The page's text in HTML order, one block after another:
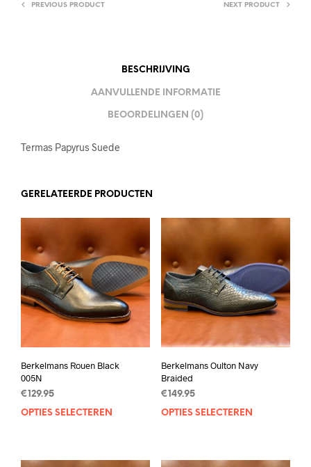
PREVIOUS PRODUCT NEXT PRODUCT
BESCHRIJVING
AANVULLENDE INFORMATIE
BEOORDELINGEN (0)
Termas Papyrus Suede
GERELATEERDE PRODUCTEN
Berkelmans Rouen Black
005N
€ 129.95
OPTIES SELECTEREN
Dit
meerdere
Berkelmans Oulton Navy
Braided
€ 149.95
OPTIES SELECTEREN